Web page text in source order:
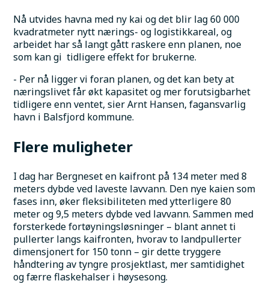
Nå utvides havna med ny kai og det blir lag 60 000
kvadratmeter nytt nærings- og logistikkareal, og
arbeidet har så langt gått raskere enn planen, noe
som kan gi  tidligere effekt for brukerne.
- Per nå ligger vi foran planen, og det kan bety at
næringslivet får økt kapasitet og mer forutsigbarhet
tidligere enn ventet, sier Arnt Hansen, fagansvarlig
havn i Balsfjord kommune.
Flere muligheter
I dag har Bergneset en kaifront på 134 meter med 8
meters dybde ved laveste lavvann. Den nye kaien som
fases inn, øker fleksibiliteten med ytterligere 80
meter og 9,5 meters dybde ved lavvann. Sammen med
forsterkede fortøyningsløsninger – blant annet ti
pullerter langs kaifronten, hvorav to landpullerter
dimensjonert for 150 tonn – gir dette tryggere
håndtering av tyngre prosjektlast, mer samtidighet
og færre flaskehalser i høysesong.